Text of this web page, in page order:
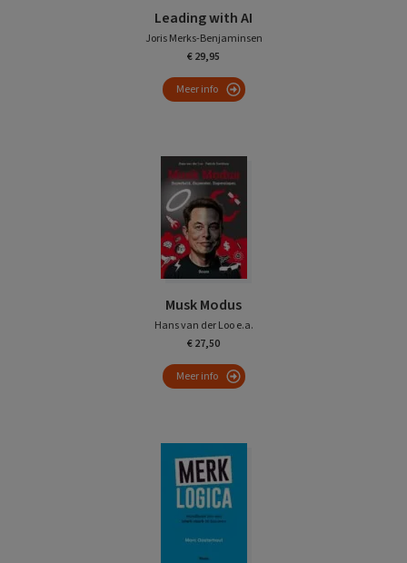
Leading with AI
Joris Merks-Benjaminsen
€ 29,95
Meer info
Musk Modus
Hans van der Loo e.a.
€ 27,50
Meer info